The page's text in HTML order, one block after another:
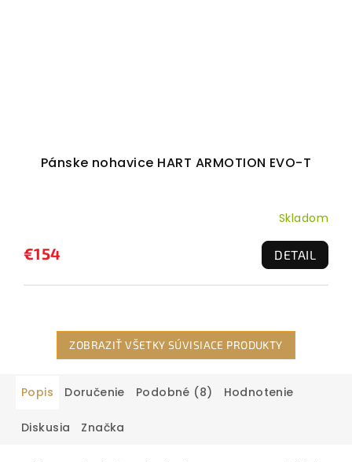
Pánske nohavice HART ARMOTION EVO-T
Skladom
€154 DETAIL
ZOBRAZIŤ VŠETKY SÚVISIACE PRODUKTY
Popis Doručenie Podobné (8) Hodnotenie
Diskusia Značka